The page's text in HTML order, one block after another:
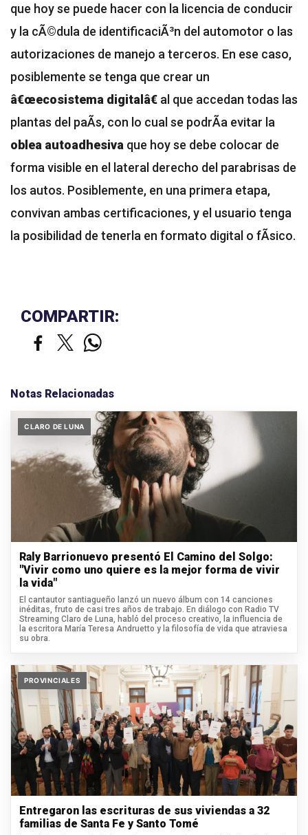
que hoy se puede hacer con la licencia de conducir
y la cÃ©dula de identificaciÃ³n del automotor o las
autorizaciones de manejo a terceros. En ese caso,
posiblemente se tenga que crear un
â€œecosistema digitalâ€ al que accedan todas las
plantas del paÃ­s, con lo cual se podrÃ­a evitar la
oblea autoadhesiva que hoy se debe colocar de
forma visible en el lateral derecho del parabrisas de
los autos. Posiblemente, en una primera etapa,
convivan ambas certificaciones, y el usuario tenga
la posibilidad de tenerla en formato digital o fÃ­sico.
COMPARTIR:
Notas Relacionadas
CLARO DE LUNA
Raly Barrionuevo presentó El Camino del Solgo:
"Vivir como uno quiere es la mejor forma de vivir
la vida"
El cantautor santiagueño lanzó un nuevo álbum con 14 canciones
inéditas, fruto de casi tres años de trabajo. En diálogo con Radio TV
Streaming Claro de Luna, habló del proceso creativo, la influencia de
la escritora María Teresa Andruetto y la filosofía de vida que atraviesa
su obra.
PROVINCIALES
Entregaron las escrituras de sus viviendas a 32
familias de Santa Fe y Santo Tomé